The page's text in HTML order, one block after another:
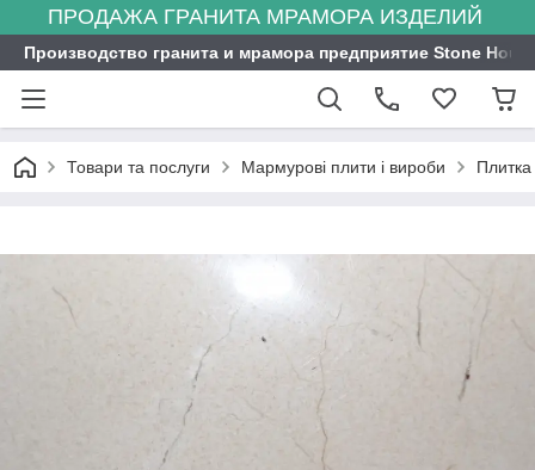
ПРОДАЖА ГРАНИТА МРАМОРА ИЗДЕЛИЙ
Производство гранита и мрамора предприятие Stone
Товари та послуги Мармурові плити і вироби